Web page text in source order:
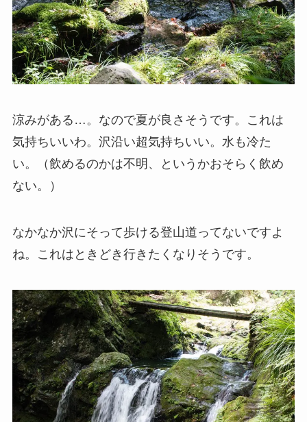
涼みがある…。なので夏が良さそうです。これは
気持ちいいわ。沢沿い超気持ちいい。水も冷た
い。（飲めるのかは不明、というかおそらく飲め
ない。）
なかなか沢にそって歩ける登山道ってないですよ
ね。これはときどき行きたくなりそうです。